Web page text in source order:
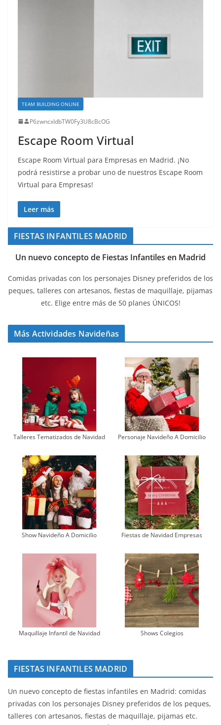
TEAM BUILDING ONLINE
P6zwncxIdbTW0Fy3U8cBcOG
Escape Room Virtual
Escape Room Virtual para Empresas en Madrid. ¡No
podrá resistirse a probar uno de nuestros Escape Room
Virtual para Empresas!
Leer más
FIESTAS INFANTILES MADRID
Un nuevo concepto de Fiestas Infantiles en Madrid
Comidas privadas con los personajes Disney preferidos de los
peques, talleres con artesanos, fiestas de maquillaje, pijamas
etc. Elige entre más de 50 planes ÚNICOS!
Más Actividades Navideñas
Talleres Tematizados de Navidad Personaje Navideño A Domicilio
Show Navideño A Domicilio Fiestas de Navidad Empresas
Maquillaje Infantil de Navidad Shows Colegios
FIESTAS INFANTILES MADRID
Un nuevo concepto de fiestas infantiles en Madrid: comidas
privadas con los personajes Disney preferidos de los peques,
talleres con artesanos, fiestas de maquillaje, pijamas etc.